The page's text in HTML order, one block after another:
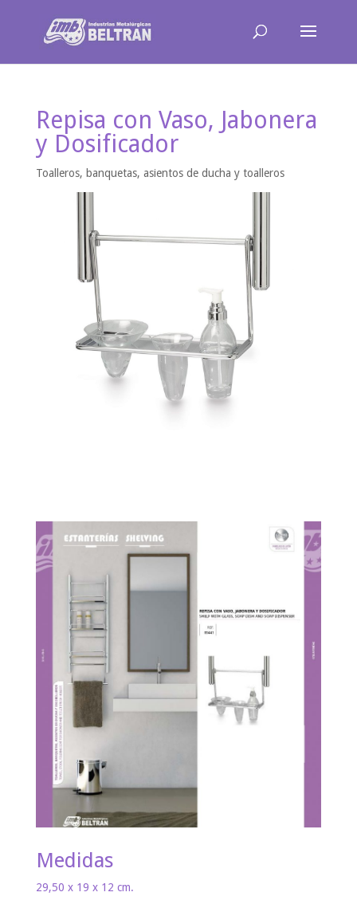
Repisa con Vaso, Jabonera
y Dosificador
Toalleros, banquetas, asientos de ducha y toalleros
Medidas
29,50 x 19 x 12 cm.